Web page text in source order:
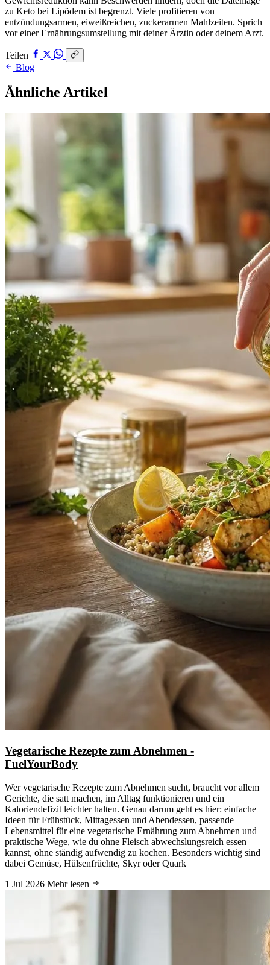
zu Keto bei Lipödem ist begrenzt. Viele profitieren von
entzündungsarmen, eiweißreichen, zuckerarmen Mahlzeiten. Sprich
vor einer Ernährungsumstellung mit deiner Ärztin oder deinem Arzt.
Teilen
Blog
Ähnliche Artikel
Vegetarische Rezepte zum Abnehmen -
FuelYourBody
Wer vegetarische Rezepte zum Abnehmen sucht, braucht vor allem
Gerichte, die satt machen, im Alltag funktionieren und ein
Kaloriendefizit leichter halten. Genau darum geht es hier: einfache
Ideen für Frühstück, Mittagessen und Abendessen, passende
Lebensmittel für eine vegetarische Ernährung zum Abnehmen und
praktische Wege, wie du ohne Fleisch abwechslungsreich essen
kannst, ohne ständig aufwendig zu kochen. Besonders wichtig sind
dabei Gemüse, Hülsenfrüchte, Skyr oder Quark
1 Jul 2026 Mehr lesen